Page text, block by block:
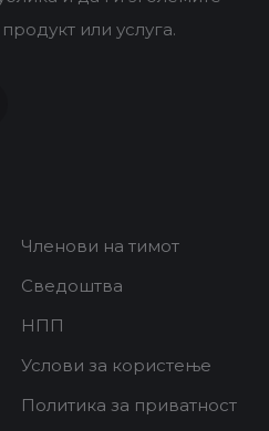
или услуга.
Членови на тимот
Сведоштва
НПП
Услови за користење
Политика за приватност